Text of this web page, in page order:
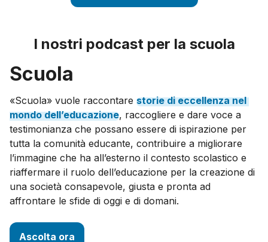
I nostri podcast per la scuola
Scuola
«Scuola» vuole raccontare storie di eccellenza nel
mondo dell’educazione, raccogliere e dare voce a
testimonianza che possano essere di ispirazione per
tutta la comunità educante, contribuire a migliorare
l’immagine che ha all’esterno il contesto scolastico e
riaffermare il ruolo dell’educazione per la creazione di
una società consapevole, giusta e pronta ad
affrontare le sfide di oggi e di domani.
Ascolta ora